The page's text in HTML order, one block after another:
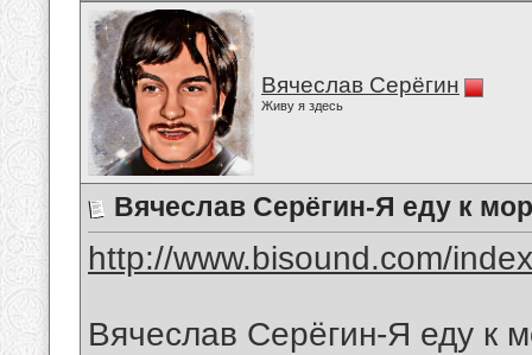
Вячеслав Серёгин
Живу я здесь
Вячеслав Серёгин-Я еду к
http://www.bisound.com/
Вячеслав Серёгин-Я еду к